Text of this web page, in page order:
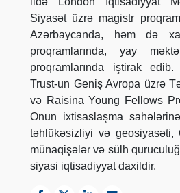
Siyasət üzrə magistr
Azərbaycanda, həm də
proqramlarında, yay
proqramlarında iştirak
Trust-un Geniş Avropa üzrə
və Raisina Young Fellows
Onun ixtisaslaşma
təhlükəsizliyi və geosiyasəti,
münaqişələr və sülh
siyasi iqtisadiyyat daxildir.